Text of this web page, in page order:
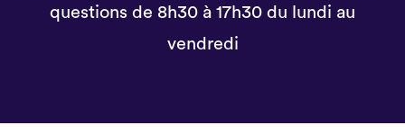
questions de 8h30 à 17h30 du lundi au
vendredi